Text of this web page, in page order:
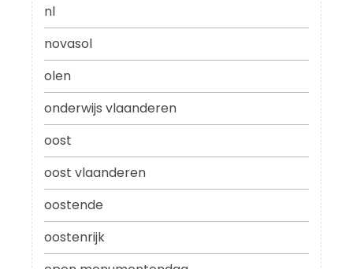
nl
novasol
olen
onderwijs vlaanderen
oost
oost vlaanderen
oostende
oostenrijk